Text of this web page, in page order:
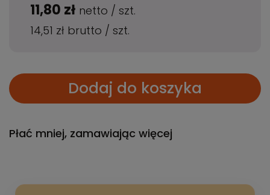
11,80 zł netto / szt.
14,51 zł brutto / szt.
Dodaj do koszyka
Płać mniej, zamawiając więcej